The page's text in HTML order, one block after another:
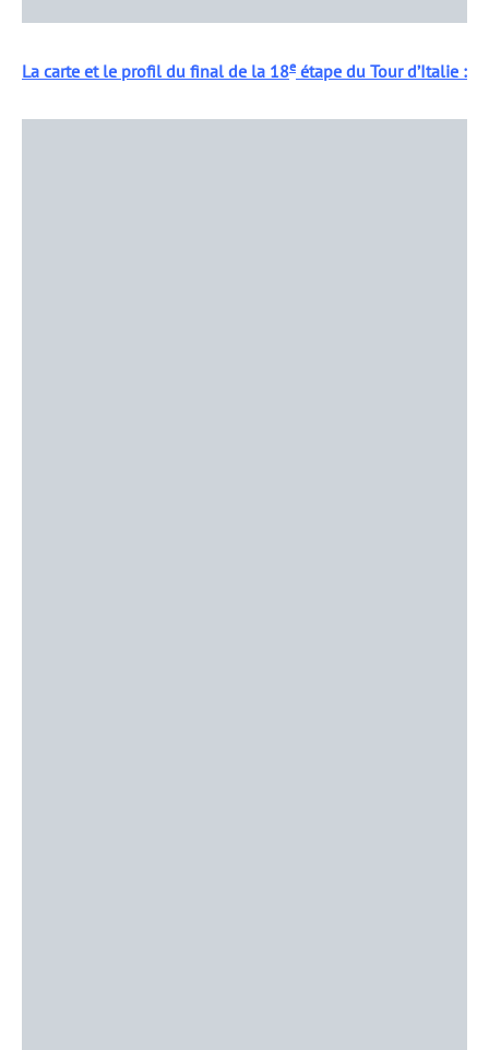
La carte et le profil du final de la 18e étape du Tour d’Italie :